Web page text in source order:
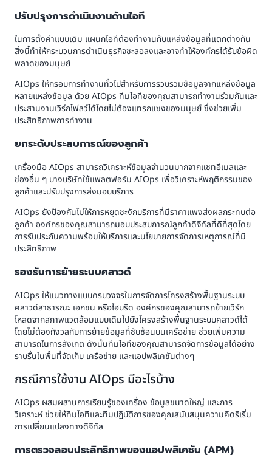
ปรับปรุงการดำเนินงานด้านไอที
ในการตั้งค่าแบบเดิม แผนกไอทีต้องทำงานกับแหล่งข้อมูลที่แตกต่างกัน
สิ่งนี้ทำให้กระบวนการดำเนินธุรกิจชะลอลงและอาจทำให้องค์กรได้รับข้อผิด
พลาดของมนุษย์
AIOps ให้กรอบการทำงานทั่วไปสำหรับการรวบรวมข้อมูลจากแหล่งข้อมูล
หลายแหล่งข้อมูล ด้วย AIOps ทีมไอทีของคุณสามารถทำงานร่วมกันและ
ประสานงานเวิร์กโฟลว์ได้โดยไม่ต้องแทรกแซงของมนุษย์ ซึ่งช่วยเพิ่ม
ประสิทธิภาพการทำงาน
ยกระดับประสบการณ์ของลูกค้า
เครื่องมือ AIOps สามารถวิเคราะห์ข้อมูลจำนวนมากจากแชทอีเมลและ
ช่องอื่น ๆ บางบริษัทใช้แพลตฟอร์ม AIOps เพื่อวิเคราะห์พฤติกรรมของ
ลูกค้าและปรับปรุงการส่งมอบบริการ
AIOps ยังป้องกันไม่ให้การหยุดชะงักบริการที่มีราคาแพงส่งผลกระทบต่อ
ลูกค้า องค์กรของคุณสามารถมอบประสบการณ์ลูกค้าดิจิทัลที่ดีที่สุดโดย
การรับประกันความพร้อมให้บริการและนโยบายการจัดการเหตุการณ์ที่มี
ประสิทธิภาพ
รองรับการย้ายระบบคลาวด์
AIOps ให้แนวทางแบบครบวงจรในการจัดการโครงสร้างพื้นฐานระบบ
คลาวด์สาธารณะ เอกชน หรือไฮบริด องค์กรของคุณสามารถย้ายเวิร์ก
โหลดจากสภาพแวดล้อมแบบเดิมไปยังโครงสร้างพื้นฐานระบบคลาวด์ได้
โดยไม่ต้องกังวลกับการย้ายข้อมูลที่ซับซ้อนบนเครือข่าย ช่วยเพิ่มความ
สามารถในการสังเกต ดังนั้นทีมไอทีของคุณสามารถจัดการข้อมูลได้อย่าง
ราบรื่นในพื้นที่จัดเก็บ เครือข่าย และแอปพลิเคชันต่างๆ
กรณีการใช้งาน AIOps มีอะไรบ้าง
AIOps ผสมผสานการเรียนรู้ของเครื่อง ข้อมูลขนาดใหญ่ และการ
วิเคราะห์ ช่วยให้ทีมไอทีและทีมปฏิบัติการของคุณสนับสนุนความคิดริเริ่ม
การเปลี่ยนแปลงทางดิจิทัล
การตรวจสอบประสิทธิภาพของแอปพลิเคชัน (APM)